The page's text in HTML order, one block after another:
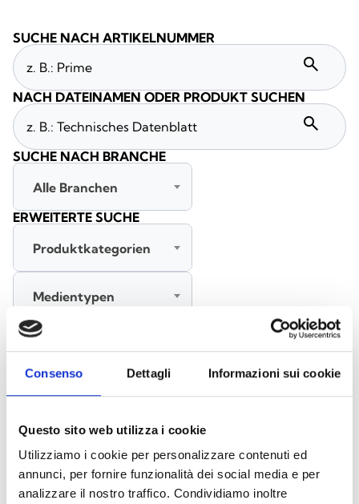
Consenso Dettagli Informazioni sui cookie
Questo sito web utilizza i cookie
Utilizziamo i cookie per personalizzare contenuti ed
annunci, per fornire funzionalità dei social media e per
analizzare il nostro traffico. Condividiamo inoltre
Dokumente (6992)
Alle auswählen
Melden Sie sich an, bevor Sie Inhalte über das Symbol
SUCHE NACH ARTIKELNUMMER
search
NACH DATEINAMEN ODER PRODUKT SUCHEN
search
SUCHE NACH BRANCHE
Alle Branchen
ERWEITERTE SUCHE
Produktkategorien
Medientypen